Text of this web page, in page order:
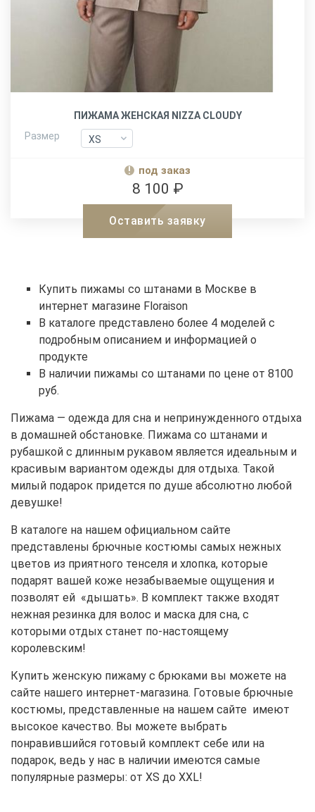
ПИЖАМА ЖЕНСКАЯ NIZZA CLOUDY
Размер
XS
XS
под заказ
8 100 ₽
Оставить заявку
Купить пижамы со штанами в Москве в
интернет магазине Floraison
В каталоге представлено более 4 моделей с
подробным описанием и информацией о
продукте
В наличии пижамы со штанами по цене от 8100
руб.
Пижама ― одежда для сна и непринужденного отдыха
в домашней обстановке. Пижама со штанами и
рубашкой с длинным рукавом является идеальным и
красивым вариантом одежды для отдыха. Такой
милый подарок придется по душе абсолютно любой
девушке!
В каталоге на нашем официальном сайте
представлены брючные костюмы самых нежных
цветов из приятного тенселя и хлопка, которые
подарят вашей коже незабываемые ощущения и
позволят ей «дышать». В комплект также входят
нежная резинка для волос и маска для сна, с
которыми отдых станет по-настоящему
королевским!
Купить женскую пижаму с брюками вы можете на
сайте нашего интернет-магазина. Готовые брючные
костюмы, представленные на нашем сайте имеют
высокое качество. Вы можете выбрать
понравившийся готовый комплект себе или на
подарок, ведь у нас в наличии имеются самые
популярные размеры: от XS до XXL!